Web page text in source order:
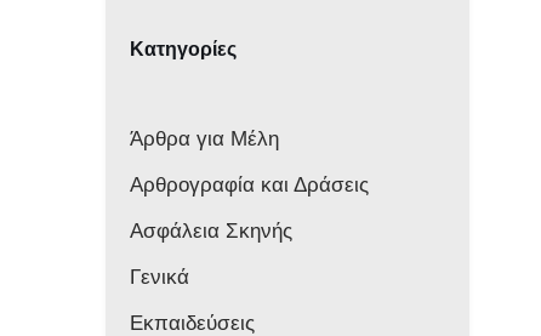
Κατηγορίες
Άρθρα για Μέλη
Αρθρογραφία και Δράσεις
Ασφάλεια Σκηνής
Γενικά
Εκπαιδεύσεις